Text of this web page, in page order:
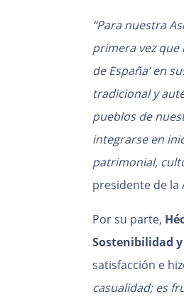
“Para nuestra
primera vez que
de España’ en
tradicional y
pueblos de
integrarse en
patrimonial,
presidente de la
Por su parte,
Sostenibilidad
satisfacción e
casualidad; es